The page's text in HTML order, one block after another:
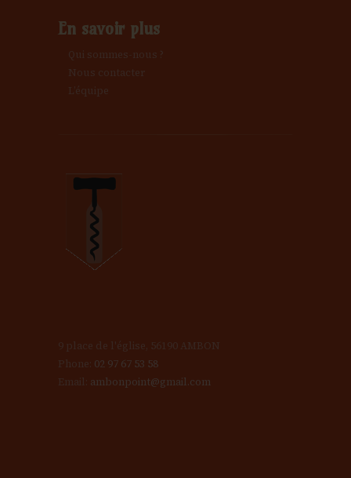
En savoir plus
Qui sommes-nous ?
Nous contacter
L’équipe
9 place de l'église, 56190 AMBON
Phone: 02 97 67 53 58
Email: ambonpoint@gmail.com